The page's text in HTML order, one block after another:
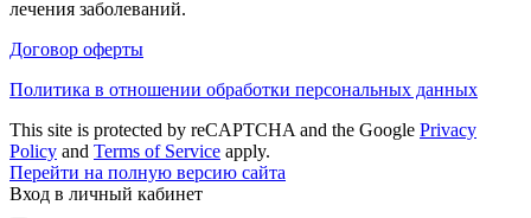
лечения заболеваний.
Договор оферты
Политика в отношении обработки персональных данных
This site is protected by reCAPTCHA and the Google Privacy
Policy and Terms of Service apply.
Перейти на полную версию сайта
Вход в личный кабинет